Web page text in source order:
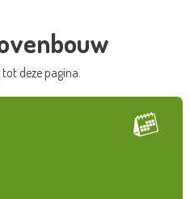
deze pagina.